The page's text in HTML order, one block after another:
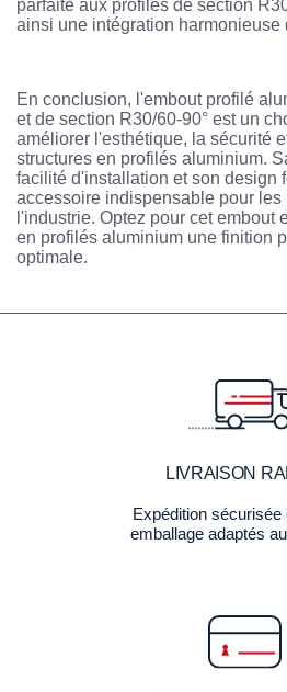
parfaite aux profilés de section
ainsi une intégration harmonieuse
En conclusion, l'embout profilé
et de section R30/60-90° est un
améliorer l'esthétique, la sécurité
structures en profilés aluminium.
facilité d'installation et son design
accessoire indispensable pour
l'industrie. Optez pour cet embout
en profilés aluminium une finition
optimale.
LIVRAISON
Expédition sécurisée
emballage adaptés